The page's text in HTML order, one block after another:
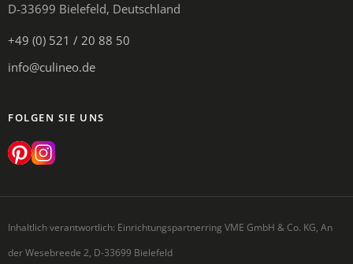
D-33699 Bielefeld, Deutschland
+49 (0) 521 / 20 88 50
info@culineo.de
FOLGEN SIE UNS
Inhaltlich verantwortlich: Einrichtungspartnerring VME GmbH & Co. KG, An
der Wesebreede 2, D-33699 Bielefeld